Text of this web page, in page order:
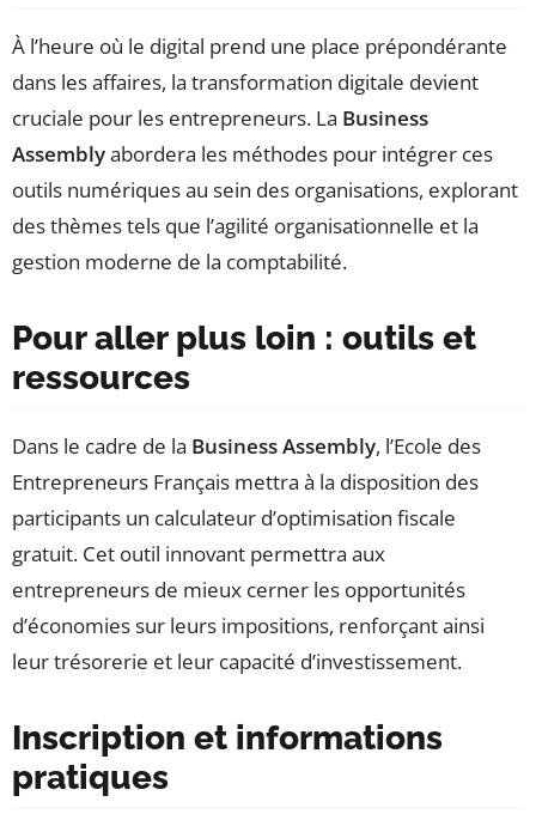
À l’heure où le digital prend une place prépondérante
dans les affaires, la transformation digitale devient
cruciale pour les entrepreneurs. La Business
Assemblyabordera les méthodes pour intégrer ces
outils numériques au sein des organisations, explorant
des thèmes tels que l’agilité organisationnelle et la
gestion moderne de la comptabilité.
Pour aller plus loin : outils et
ressources
Dans le cadre de la Business Assembly, l’Ecole des
Entrepreneurs Français mettra à la disposition des
participants un calculateur d’optimisation fiscale
gratuit. Cet outil innovant permettra aux
entrepreneurs de mieux cerner les opportunités
d’économies sur leurs impositions, renforçant ainsi
leur trésorerie et leur capacité d’investissement.
Inscription et informations
pratiques